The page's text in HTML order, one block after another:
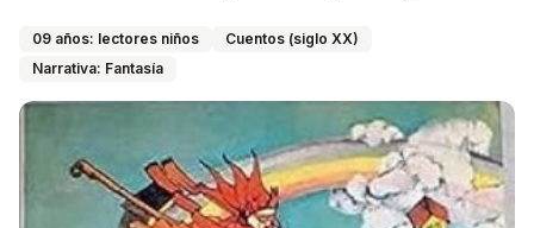
09 años: lectores niños
Cuentos (siglo XX)
Narrativa: Fantasía